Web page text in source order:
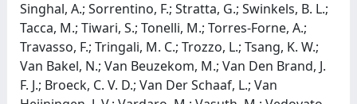
Singhal, A.; Sorrentino, F.; Stratta, G.; Swinkels, B. L.;
Tacca, M.; Tiwari, S.; Tonelli, M.; Torres-Forne, A.;
Travasso, F.; Tringali, M. C.; Trozzo, L.; Tsang, K. W.;
Van Bakel, N.; Van Beuzekom, M.; Van Den Brand, J.
F. J.; Broeck, C. V. D.; Van Der Schaaf, L.; Van